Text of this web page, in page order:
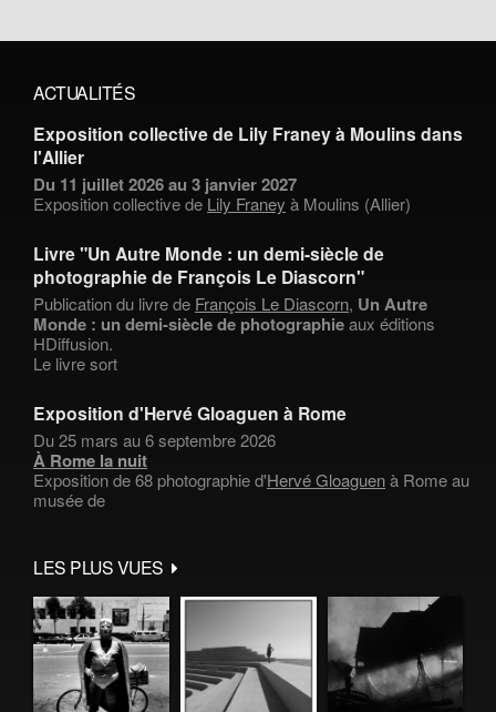
ACTUALITÉS
Exposition collective de Lily Franey à Moulins dans
l'Allier
Du 11 juillet 2026 au 3 janvier 2027
Exposition collective de Lily Franey à Moulins (Allier)
Livre "Un Autre Monde : un demi-siècle de
photographie de François Le Diascorn"
Publication du livre de François Le Diascorn, Un Autre
Monde : un demi-siècle de photographieaux éditions
HDiffusion.
Le livre sort
Exposition d'Hervé Gloaguen à Rome
Du 25 mars au 6 septembre 2026
À Rome la nuit
Exposition de 68 photographie d'Hervé Gloaguenà Rome au
musée de
LES PLUS VUES